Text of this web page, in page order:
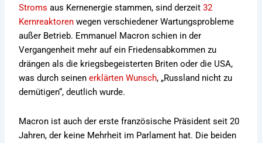
Stroms aus Kernenergie stammen, sind derzeit32
Kernreaktoren wegen verschiedener Wartungsprobleme
außer Betrieb. Emmanuel Macron schien in der
Vergangenheit mehr auf ein Friedensabkommen zu
drängen als die kriegsbegeisterten Briten oder die USA,
was durch seinenerklärten Wunsch, „Russland nicht zu
demütigen“, deutlich wurde.
Macron ist auch der erste französische Präsident seit 20
Jahren, der keine Mehrheit im Parlament hat. Die beiden